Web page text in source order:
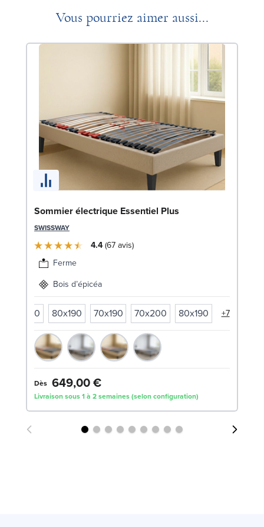
Vous pourriez aimer aussi...
Sommier électrique Essentiel Plus
SWISSWAY
4.4 67avis
Ferme
Bois d’épicéa
70x200 80x190 70x190 70x200 80x190 +7
Dès 649,00 €
Livraison sous 1 à 2 semaines (selon configuration)